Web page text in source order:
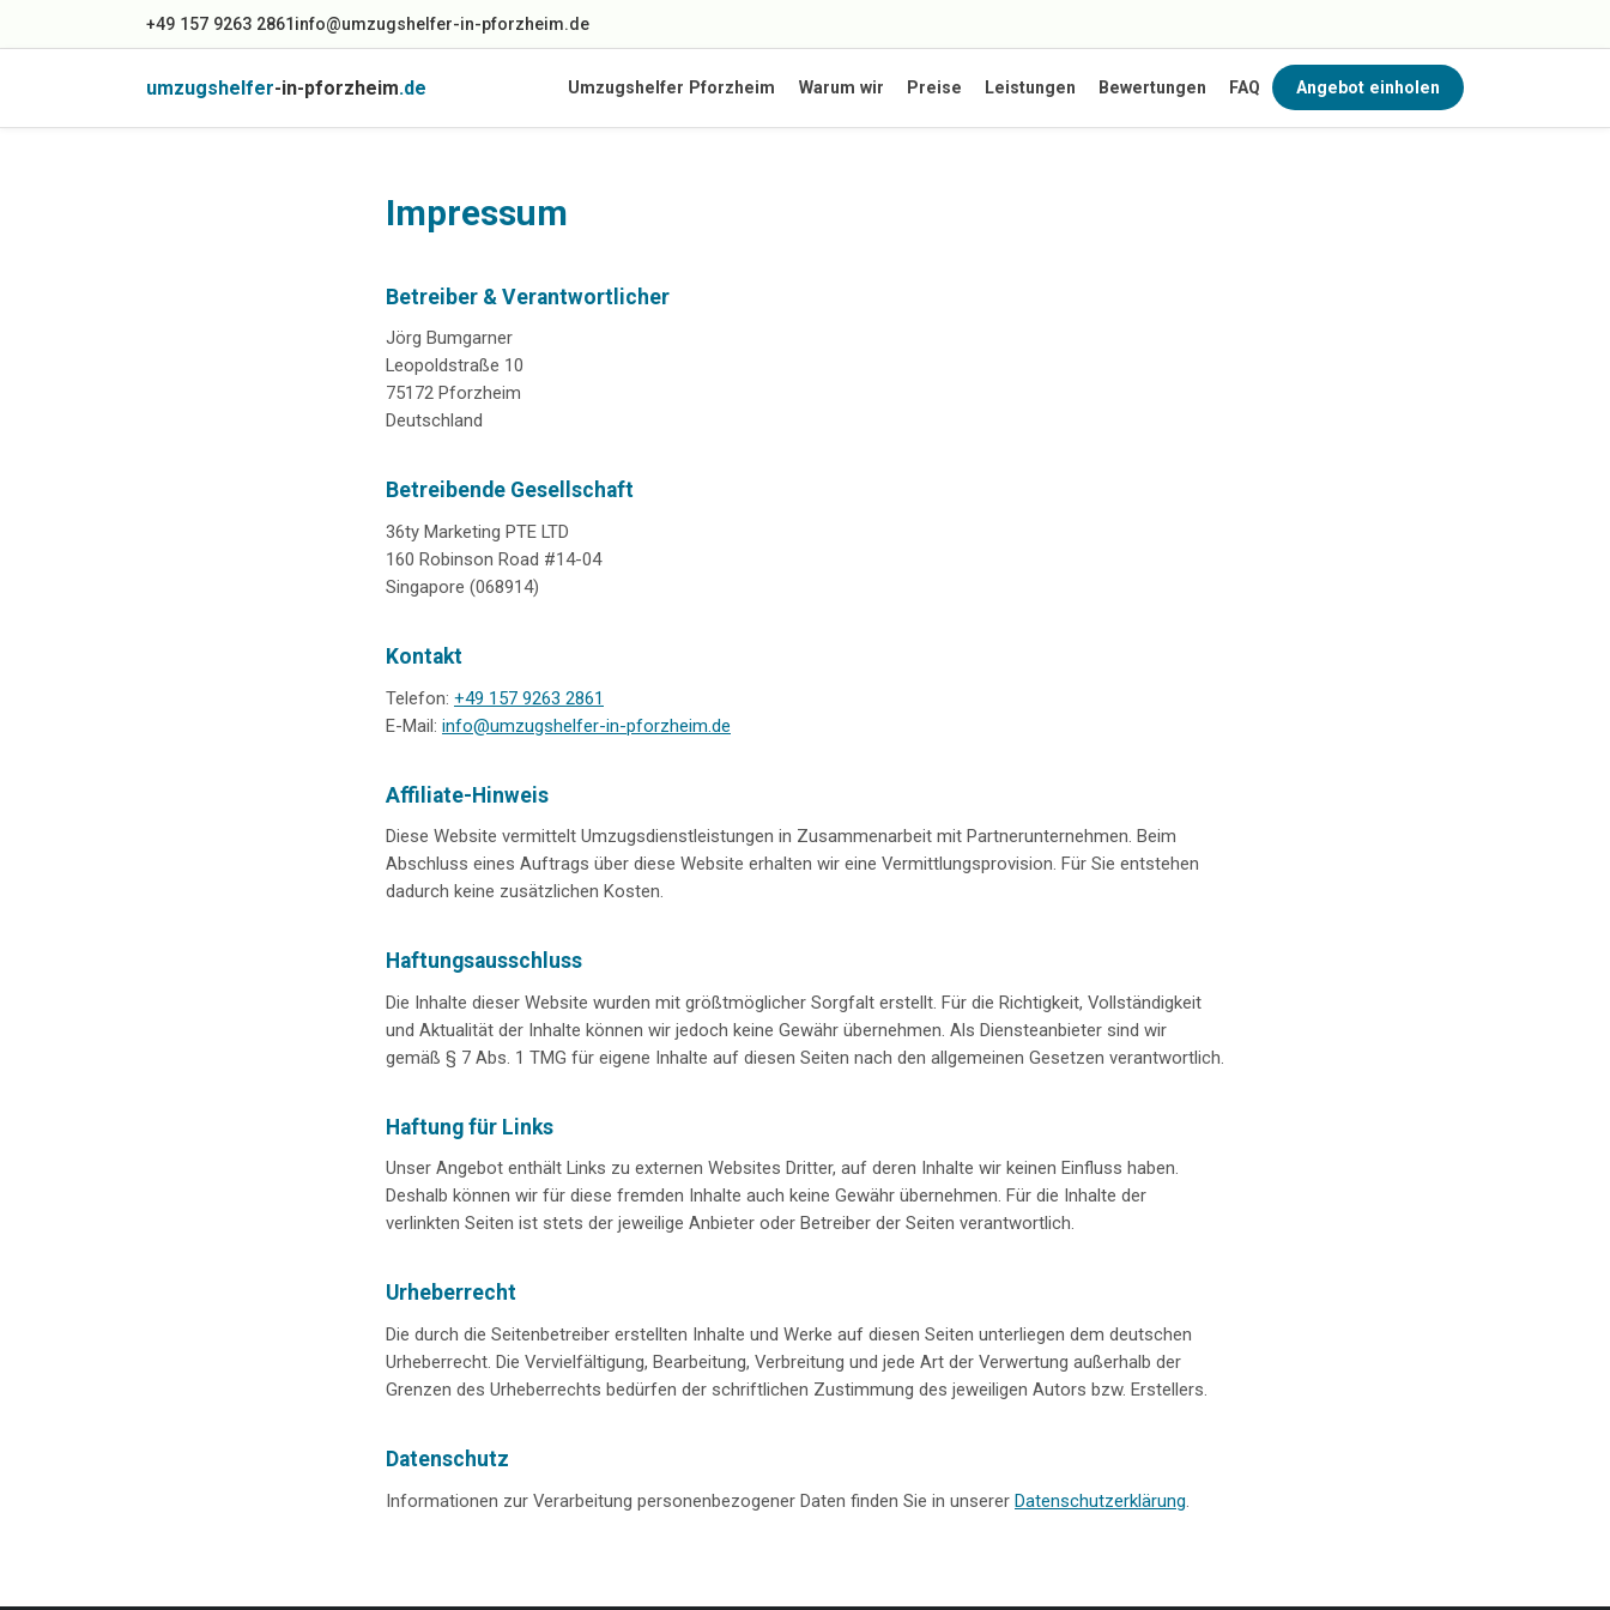
+49 157 9263 2861 info@umzugshelfer-in-pforzheim.de
umzugshelfer-in-pforzheim.de Umzugshelfer Pforzheim Warum wir Preise Leistungen Bewertungen FAQ Angebot einholen
Impressum
Betreiber & Verantwortlicher
Jörg Bumgarner
Leopoldstraße 10
75172 Pforzheim
Deutschland
Betreibende Gesellschaft
36ty Marketing PTE LTD
160 Robinson Road #14-04
Singapore (068914)
Kontakt
Telefon: +49 157 9263 2861
E-Mail: info@umzugshelfer-in-pforzheim.de
Affiliate-Hinweis
Diese Website vermittelt Umzugsdienstleistungen in Zusammenarbeit mit Partnerunternehmen. Beim
Abschluss eines Auftrags über diese Website erhalten wir eine Vermittlungsprovision. Für Sie entstehen
dadurch keine zusätzlichen Kosten.
Haftungsausschluss
Die Inhalte dieser Website wurden mit größtmöglicher Sorgfalt erstellt. Für die Richtigkeit, Vollständigkeit
und Aktualität der Inhalte können wir jedoch keine Gewähr übernehmen. Als Diensteanbieter sind wir
gemäß § 7 Abs. 1 TMG für eigene Inhalte auf diesen Seiten nach den allgemeinen Gesetzen verantwortlich.
Haftung für Links
Unser Angebot enthält Links zu externen Websites Dritter, auf deren Inhalte wir keinen Einfluss haben.
Deshalb können wir für diese fremden Inhalte auch keine Gewähr übernehmen. Für die Inhalte der
verlinkten Seiten ist stets der jeweilige Anbieter oder Betreiber der Seiten verantwortlich.
Urheberrecht
Die durch die Seitenbetreiber erstellten Inhalte und Werke auf diesen Seiten unterliegen dem deutschen
Urheberrecht. Die Vervielfältigung, Bearbeitung, Verbreitung und jede Art der Verwertung außerhalb der
Grenzen des Urheberrechts bedürfen der schriftlichen Zustimmung des jeweiligen Autors bzw. Erstellers.
Datenschutz
Informationen zur Verarbeitung personenbezogener Daten finden Sie in unserer Datenschutzerklärung